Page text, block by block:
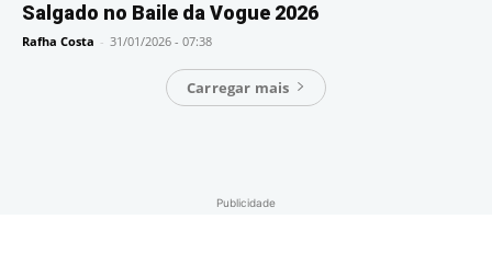
Salgado no Baile da Vogue 2026
Rafha Costa - 31/01/2026 - 07:38
Carregar mais
Publicidade